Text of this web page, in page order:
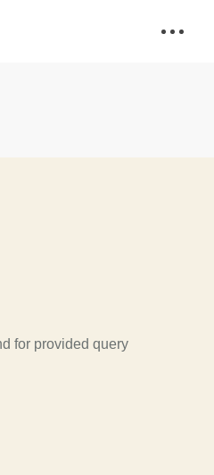
for provided query